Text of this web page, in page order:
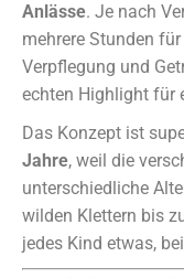
Anlässe. Je nach
mehrere Stunden
Verpflegung und
echten Highlight für
Das Konzept ist
Jahre, weil die
unterschiedliche
wilden Klettern bis
jedes Kind etwas,